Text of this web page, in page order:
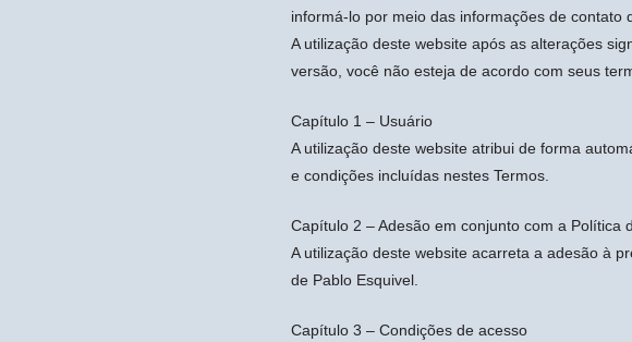
informá-lo por meio das informações de
A utilização deste website após as alterações
versão, você não esteja de acordo com seus
Capítulo 1 – Usuário
A utilização deste website atribui de forma
e condições incluídas nestes Termos.
Capítulo 2 – Adesão em conjunto com a Política
A utilização deste website acarreta a adesão à
de Pablo Esquivel.
Capítulo 3 – Condições de acesso